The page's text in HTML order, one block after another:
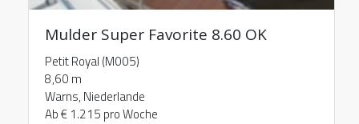
Mulder Super Favorite 8.60 OK
Petit Royal (M005)
8,60 m
Warns, Niederlande
Ab € 1.215 pro Woche